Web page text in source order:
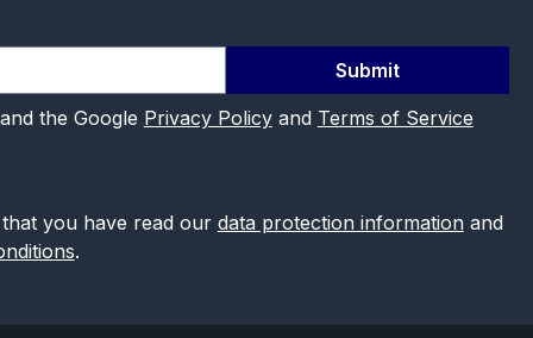
Submit
the Google Privacy Policyand Terms of Service
you have read our data protection informationand
.